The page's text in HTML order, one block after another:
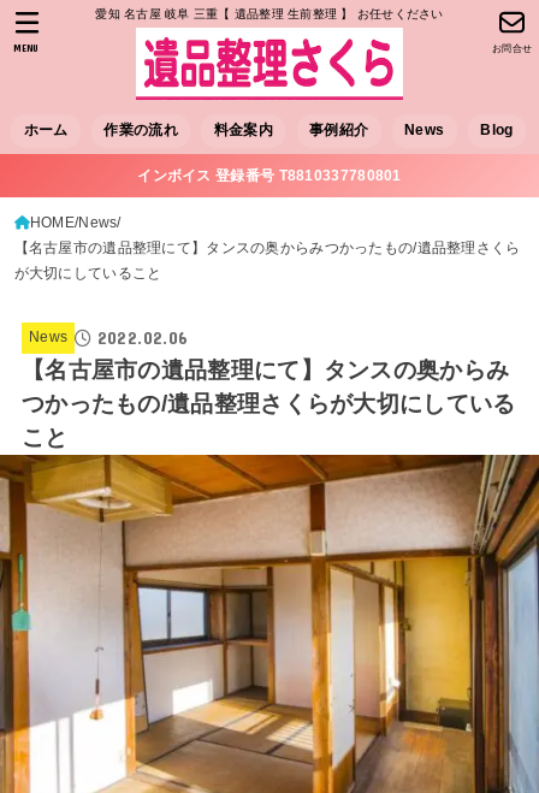
愛知 名古屋 岐阜 三重【 遺品整理 生前整理 】 お任せください
ホーム 作業の流れ 料金案内 事例紹介 News Blog
お問合せ
MENU
インボイス 登録番号 T8810337780801
HOME News
【名古屋市の遺品整理にて】タンスの奥からみつかったもの/遺品整理さくら
が大切にしていること
News 2022.02.06
【名古屋市の遺品整理にて】タンスの奥からみ
つかったもの/遺品整理さくらが大切にしている
こと